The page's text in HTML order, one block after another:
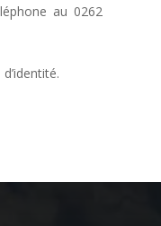
au 0262